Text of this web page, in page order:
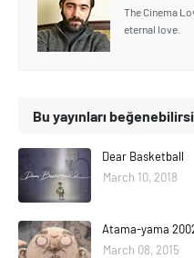
The Cinema
eternal love.
Bu yayınları
Dear Basketball
March 10, 2018
Atama-yama
March 08, 2015